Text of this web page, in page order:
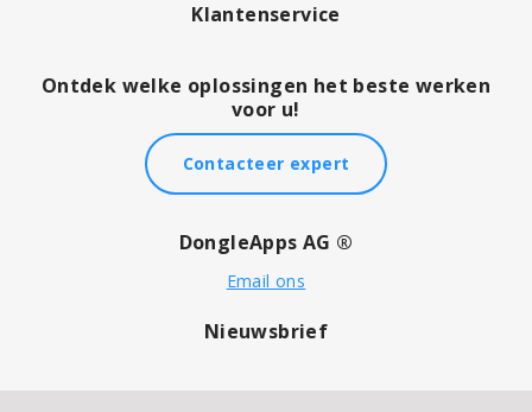
Klantenservice
Ontdek welke oplossingen het beste werken
voor u!
Contacteer expert
DongleApps AG ®
Email ons
Nieuwsbrief